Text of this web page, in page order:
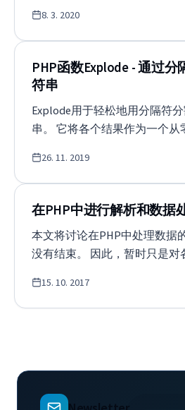
如果字符串用双引号（&quot;
列 意义 LF&#39;或A…
字符串操作工具。 面罩 在开始
需要想出我们要执行的实际正
被作为一个文本字符串输入，
则和配置选项（这是一个非常
术）。 对于初学者来说，需要
则表达式是按顺序从左到右进
果有多种解释字符串的方法，
的可能的匹配（它的行为是**
处理策略可以受到开关的影
8. 3. 2020
PHP函数Explode - 通过分
符串
Explode用于轻松地用分隔符
串。 它将各个结果作为一个从
输入。 在解析过程中不能改变
选择多个定界符。 支持 PHP 4
要描述 通过分隔符将字符串分
组。 要求 无 注意 不能插入一
入一个字符串。 通常我们需要
的规则来分割一个字符串。例
号分隔的数字列表。 explode()
个参数，把数据本身作为第二
26. 11. 2019
在PHP中进行解析和数据
本文将讨论在PHP中处理数据
没有结束。 因此，暂时只是对
常古老的方法，它使代码变得
其他方法都在内部进行。
15. 10. 2017